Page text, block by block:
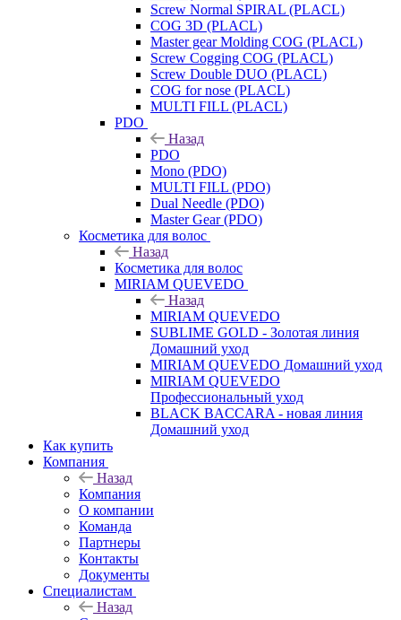
Screw Normal SPIRAL (PLACL)
COG 3D (PLACL)
Master gear Molding COG (PLACL)
Screw Cogging COG (PLACL)
Screw Double DUO (PLACL)
COG for nose (PLACL)
MULTI FILL (PLACL)
PDO
Назад
PDO
Mono (PDO)
MULTI FILL (PDO)
Dual Needle (PDO)
Master Gear (PDO)
Косметика для волос
Назад
Косметика для волос
MIRIAM QUEVEDO
Назад
MIRIAM QUEVEDO
SUBLIME GOLD - Золотая линия
Домашний уход
MIRIAM QUEVEDO Домашний уход
MIRIAM QUEVEDO
Профессиональный уход
BLACK BACCARA - новая линия
Домашний уход
Как купить
Компания
Назад
Компания
О компании
Команда
Партнеры
Контакты
Документы
Специалистам
Назад